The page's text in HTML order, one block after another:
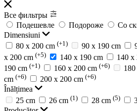
Все фильтры
Подешевле
Подороже
Со
Dimensiuni
80 x 200 cm (+1) 90 x 190 cm
x 200 cm (+5) 140 x 190 cm 140 x
190 cm (+1) 160 x 200 cm (+6)
cm (+6) 200 x 200 cm (+6)
Înălțimea
25 cm
26 cm (1) 28 cm (5)